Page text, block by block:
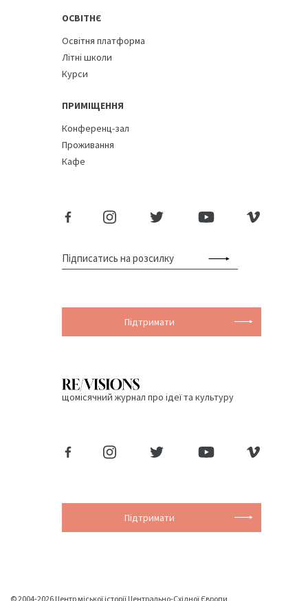
ОСВІТНЄ
Освітня платформа
Літні школи
Курси
ПРИМІЩЕННЯ
Конференц-зал
Проживання
Кафе
Підтримати
щомісячний журнал про ідеї та культуру
Підтримати
© 2004-2026 Центр міської історії Центрально-Східної Європи